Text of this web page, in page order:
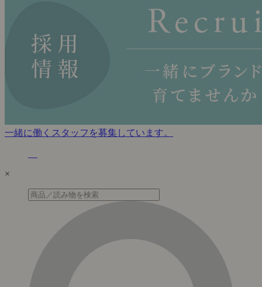
一緒に働くスタッフを募集しています。
×